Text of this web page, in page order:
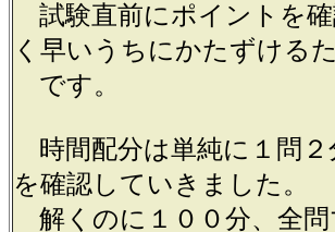
試験直前にポイントを
く早いうちにかたずける
です。
時間配分は単純に１問
を確認していきました。
解くのに１００分、全